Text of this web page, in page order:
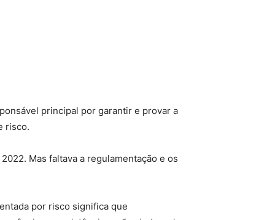
principal por garantir e provar a
risco.
Mas faltava a regulamentação e os
por risco significa que